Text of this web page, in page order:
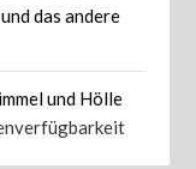
das andere
und Hölle